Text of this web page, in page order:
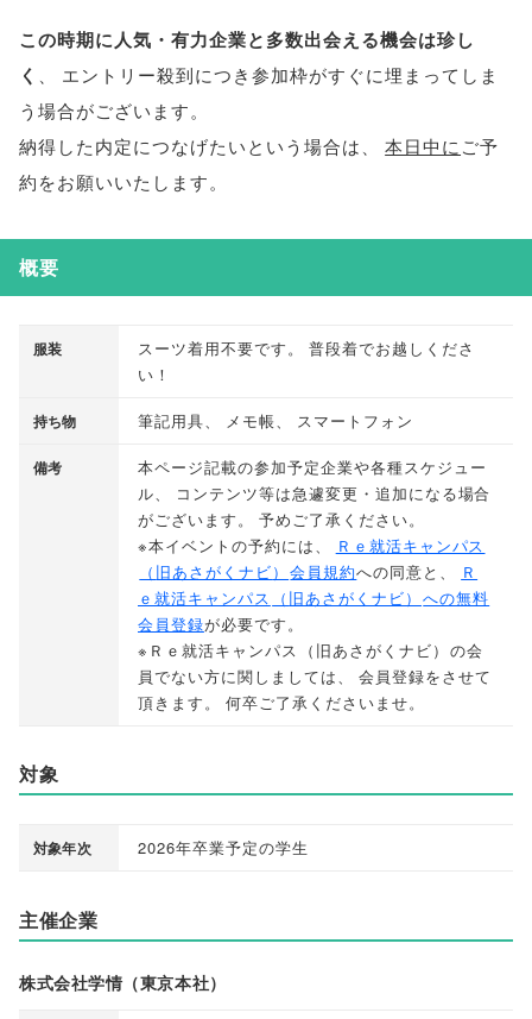
この時期に人気・有力企業と多数出会える機会は珍し
く
エントリー殺到につき参加枠がすぐに埋まってしま
う場合がございます。
納得した内定につなげたいという場合は
本日中に ご予
約をお願いいたします。
概要
服装 スーツ着用不要です 。
普段着でお越しくださ
い！
持ち物 筆記用具 メモ帳 スマートフォン
備考
本ページ記載の参加予定企業や各種スケジュー
ル
コンテンツ等は急遽変更・追加になる場合
がございます 。 予めご了承ください。
※本イベントの予約には
Ｒｅ就活キャンパス
（ 旧あさがくナビ） 会員規約への同意と
Ｒ
ｅ就活キャンパス
（ 旧あさがくナビ） への無料
会員登録が必要です 。
※Ｒｅ就活キャンパス
（ 旧あさがくナビ） の会
員でない方に関しましては
会員登録をさせて
頂きます 。 何卒ご了承くださいませ。
対象
対象年次 2026年卒業予定の学生
主催企業
株式会社学情（東京本社）